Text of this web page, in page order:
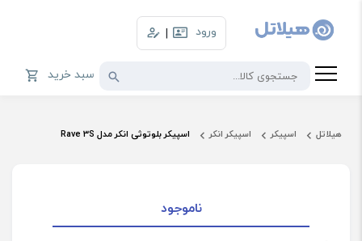
ورود |
سبد خرید
هیلاتل اسپیکر اسپیکر انکر اسپیکر بلوتوثی انکر مدل Rave 3S
ناموجود